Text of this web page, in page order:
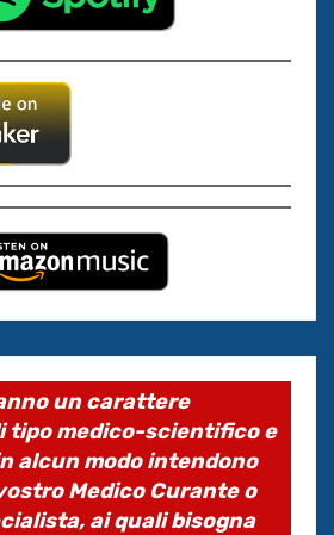
un carattere
tipo medico-scientifico e
alcun modo intendono
Medico Curante o
ai quali bisogna